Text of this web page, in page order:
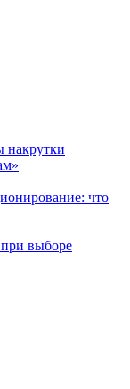
накрутки
что
выборе